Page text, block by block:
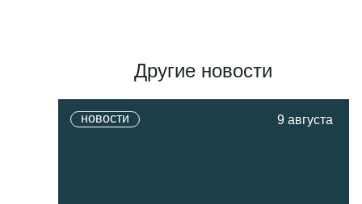
Другие новости
новости 9 августа